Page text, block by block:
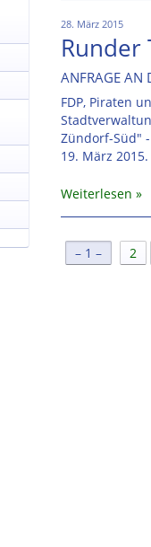
28. März 2015
Runder
ANFRAGE AN
FDP, Piraten
Zündorf-Süd"
19. März 2015.
Weiterlesen
1 2